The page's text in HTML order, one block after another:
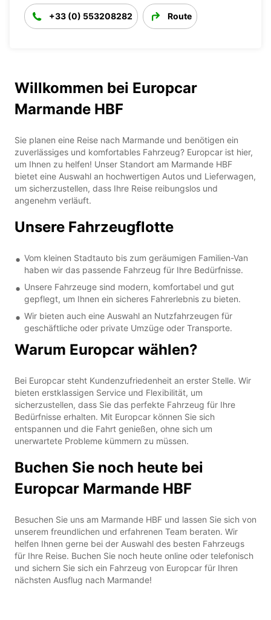
+33 (0) 553208282 Route
Willkommen bei Europcar
Marmande HBF
Sie planen eine Reise nach Marmande und benötigen ein
zuverlässiges und komfortables Fahrzeug? Europcar ist hier,
um Ihnen zu helfen! Unser Standort am Marmande HBF
bietet eine Auswahl an hochwertigen Autos und Lieferwagen,
um sicherzustellen, dass Ihre Reise reibungslos und
angenehm verläuft.
Unsere Fahrzeugflotte
Vom kleinen Stadtauto bis zum geräumigen Familien-Van
haben wir das passende Fahrzeug für Ihre Bedürfnisse.
Unsere Fahrzeuge sind modern, komfortabel und gut
gepflegt, um Ihnen ein sicheres Fahrerlebnis zu bieten.
Wir bieten auch eine Auswahl an Nutzfahrzeugen für
geschäftliche oder private Umzüge oder Transporte.
Warum Europcar wählen?
Bei Europcar steht Kundenzufriedenheit an erster Stelle. Wir
bieten erstklassigen Service und Flexibilität, um
sicherzustellen, dass Sie das perfekte Fahrzeug für Ihre
Bedürfnisse erhalten. Mit Europcar können Sie sich
entspannen und die Fahrt genießen, ohne sich um
unerwartete Probleme kümmern zu müssen.
Buchen Sie noch heute bei
Europcar Marmande HBF
Besuchen Sie uns am Marmande HBF und lassen Sie sich von
unserem freundlichen und erfahrenen Team beraten. Wir
helfen Ihnen gerne bei der Auswahl des besten Fahrzeugs
für Ihre Reise. Buchen Sie noch heute online oder telefonisch
und sichern Sie sich ein Fahrzeug von Europcar für Ihren
nächsten Ausflug nach Marmande!